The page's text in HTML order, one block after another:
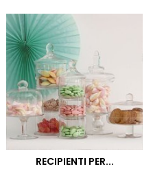
RECIPIENTI PER...